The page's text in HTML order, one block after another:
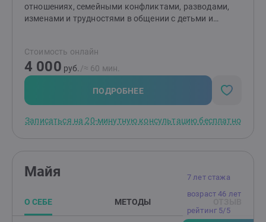
отношениях, семейными конфликтами, разводами,
изменами и трудностями в общении с детьми и
Красном Кресте, в детском доме и в частной
практике. Имею опыт сопровождения людей и семей
в кризисных жизненных ситуациях, утрате и
последствиях травматических событий. Работаю
индивидуально, с парами и семьями. На
быстро заглушить симптомы. Вместе разбираемся,
разговор помогает увидеть ситуацию яснее и понять,
Стоимость онлайн
4 000 руб. /≈ 60 мин.
ПОДРОБНЕЕ
Записаться на 20-минутную консультацию бесплатно
7 лет стажа
возраст 46 лет
рейтинг 5/5
Майя
О СЕБЕ МЕТОДЫ